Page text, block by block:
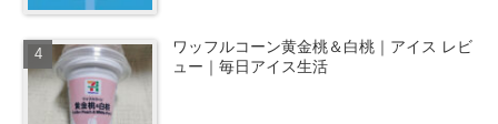
ワッフルコーン黄金桃＆白桃｜アイス レビ
ュー｜毎日アイス生活